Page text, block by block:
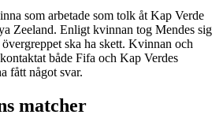
som arbetade som tolk åt Kap Verde
Zeeland. Enligt kvinnan tog Mendes sig
ska ha skett. Kvinnan och
både Fifa och Kap Verdes
fått något svar.
matcher